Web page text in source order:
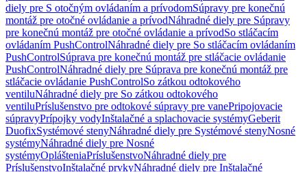
diely pre S otočným ovládaním a prívodomSúpravy pre konečnú
montáž pre otočné ovládanie a prívodNáhradné diely pre Súpravy
pre konečnú montáž pre otočné ovládanie a prívodSo stláčacím
ovládaním PushControlNáhradné diely pre So stláčacím ovládaním
PushControlSúprava pre konečnú montáž pre stláčacie ovládanie
PushControlNáhradné diely pre Súprava pre konečnú montáž pre
stláčacie ovládanie PushControlSo zátkou odtokového
ventiluNáhradné diely pre So zátkou odtokového
ventiluPríslušenstvo pre odtokové súpravy pre vanePripojovacie
súpravyPrípojky vodyInštalačné a splachovacie systémyGeberit
DuofixSystémové stenyNáhradné diely pre Systémové stenyNosné
systémyNáhradné diely pre Nosné
systémyOplášteniaPríslušenstvoNáhradné diely pre
PríslušenstvoInštalačné prvkyNáhradné diely pre Inštalačné